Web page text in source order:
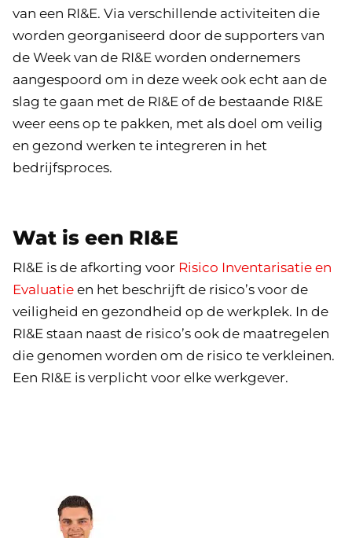
van een RI&E. Via verschillende activiteiten die
worden georganiseerd door de supporters van
de Week van de RI&E worden ondernemers
aangespoord om in deze week ook echt aan de
slag te gaan met de RI&E of de bestaande RI&E
weer eens op te pakken, met als doel om veilig
en gezond werken te integreren in het
bedrijfsproces.
Wat is een RI&E
RI&E is de afkorting voor Risico Inventarisatie en
Evaluatie en het beschrijft de risico’s voor de
veiligheid en gezondheid op de werkplek. In de
RI&E staan naast de risico’s ook de maatregelen
die genomen worden om de risico te verkleinen.
Een RI&E is verplicht voor elke werkgever.